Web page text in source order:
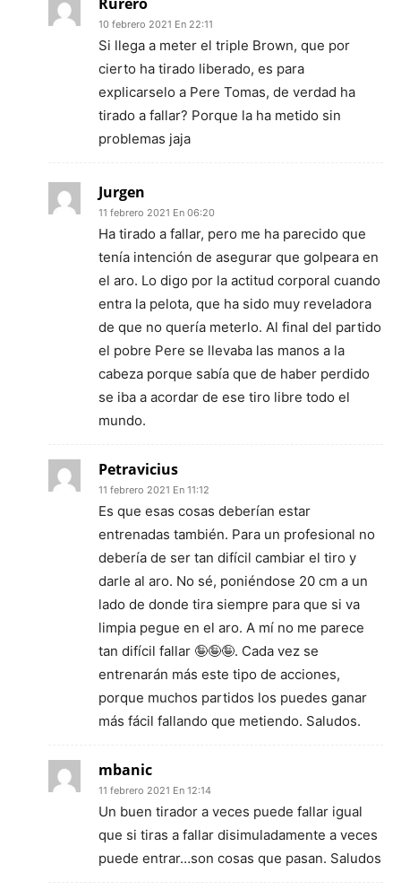
10 febrero 2021 En 22:11
Si llega a meter el triple Brown, que por
cierto ha tirado liberado, es para
explicarselo a Pere Tomas, de verdad ha
tirado a fallar? Porque la ha metido sin
problemas jaja
Jurgen
11 febrero 2021 En 06:20
Ha tirado a fallar, pero me ha parecido que
tenía intención de asegurar que golpeara en
el aro. Lo digo por la actitud corporal cuando
entra la pelota, que ha sido muy reveladora
de que no quería meterlo. Al final del partido
el pobre Pere se llevaba las manos a la
cabeza porque sabía que de haber perdido
se iba a acordar de ese tiro libre todo el
mundo.
Petravicius
11 febrero 2021 En 11:12
Es que esas cosas deberían estar
entrenadas también. Para un profesional no
debería de ser tan difícil cambiar el tiro y
darle al aro. No sé, poniéndose 20 cm a un
lado de donde tira siempre para que si va
limpia pegue en el aro. A mí no me parece
tan difícil fallar 🤪🤪🤪. Cada vez se
entrenarán más este tipo de acciones,
porque muchos partidos los puedes ganar
más fácil fallando que metiendo. Saludos.
mbanic
11 febrero 2021 En 12:14
Un buen tirador a veces puede fallar igual
que si tiras a fallar disimuladamente a veces
puede entrar…son cosas que pasan. Saludos